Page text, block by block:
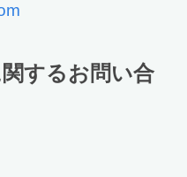
関するお問い合